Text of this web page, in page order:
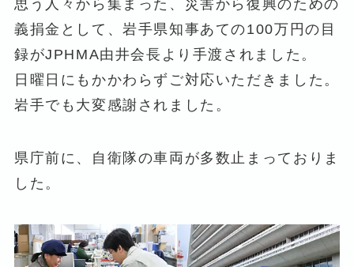
思う人々から集まった、災害から復興のための
義捐金として、岩手県知事あての100万円の目
録がJPHMA由井会長より手渡されました。
日曜日にもかかわらずご対応いただきました。
岩手でも大変感謝されました。
県庁前に、自衛隊の車両が多数止まっておりま
した。